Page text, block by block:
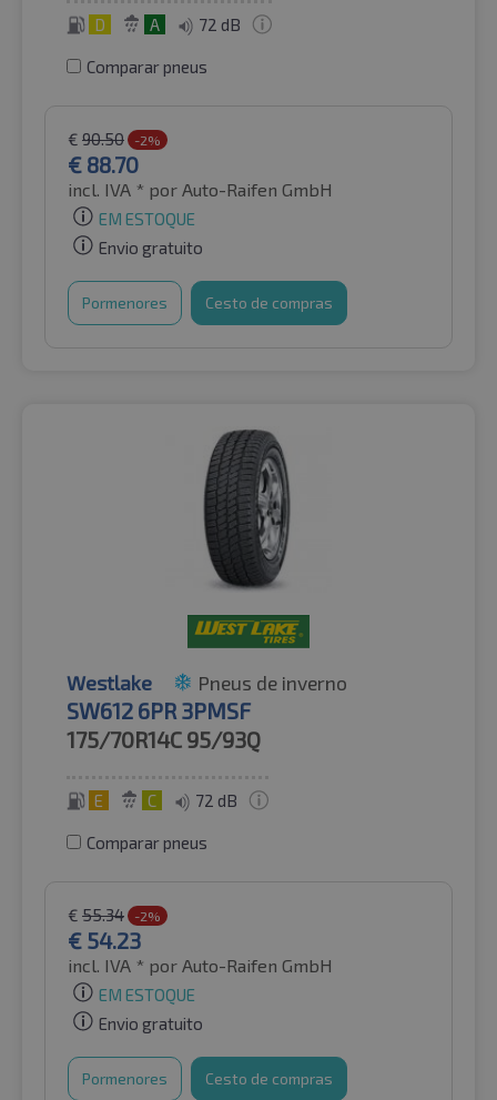
D A 72 dB
Comparar pneus
€ 90.50 -2%
€ 88.70
incl. IVA * por Auto-Raifen GmbH
EM ESTOQUE
Envio gratuito
Pormenores Cesto de compras
Westlake Pneus de inverno
SW612 6PR 3PMSF
175/70R14C 95/93Q
E C 72 dB
Comparar pneus
€ 55.34 -2%
€ 54.23
incl. IVA * por Auto-Raifen GmbH
EM ESTOQUE
Envio gratuito
Pormenores Cesto de compras